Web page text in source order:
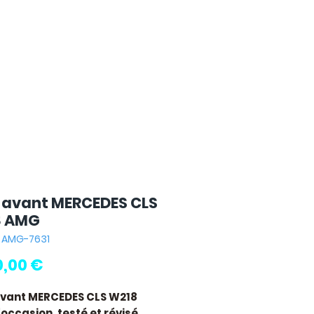
MERCEDES CLS
AMG
7631
€
MERCEDES CLS W218